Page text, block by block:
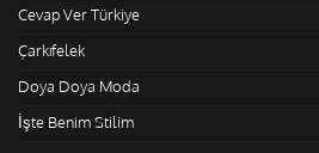
Cevap Ver Türkiye
Çarkıfelek
Doya Doya Moda
İşte Benim Stilim